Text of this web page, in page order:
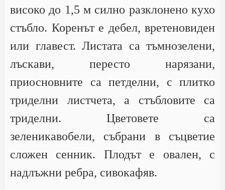
високо до 1,5 м силно разклонено кухо
стъбло. Коренът е дебел, вретеновиден
или главест. Листата са тъмнозелени,
лъскави, пересто нарязани,
приосновните са петделни, с плитко
триделни листчета, а стъбловите са
триделни. Цветовете са
зеленикавобели, събрани в съцветие
сложен сенник. Плодът е овален, с
надлъжни ребра, сивокафяв.